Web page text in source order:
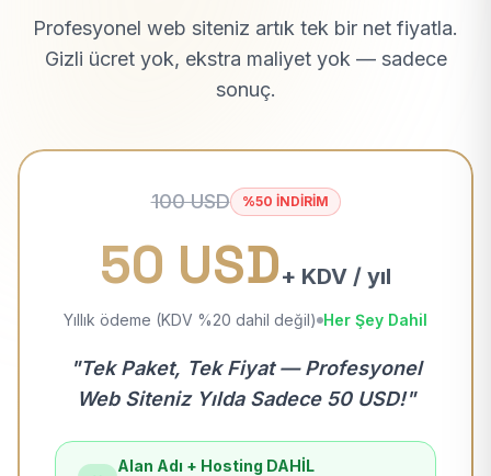
Profesyonel web siteniz artık tek bir net fiyatla.
Gizli ücret yok, ekstra maliyet yok — sadece
sonuç.
100 USD %50 İNDİRİM
50 USD+ KDV / yıl
Yıllık ödeme (KDV %20 dahil değil) Her Şey Dahil
"Tek Paket, Tek Fiyat — Profesyonel
Web Siteniz Yılda Sadece 50 USD!"
Alan Adı + Hosting DAHİL